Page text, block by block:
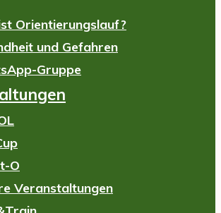
Orientierungslauf?
und Gefahren
Gruppe
O
Veranstaltungen